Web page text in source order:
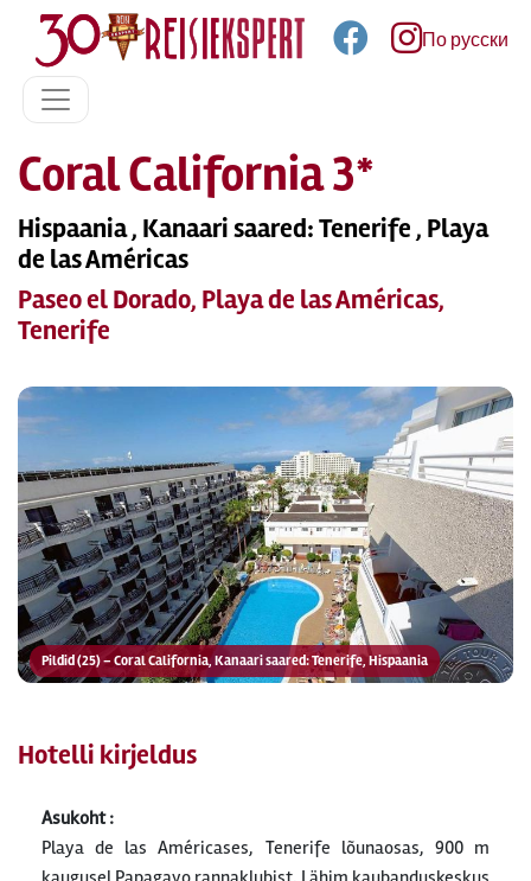
По русски
Coral California 3*
Hispaania , Kanaari saared: Tenerife , Playa
de las Américas
Paseo el Dorado, Playa de las Américas,
Tenerife
Pildid (25) – Coral California, Kanaari saared: Tenerife, Hispaania
Hotelli kirjeldus
Asukoht :
Playa de las Américases, Tenerife lõunaosas, 900 m